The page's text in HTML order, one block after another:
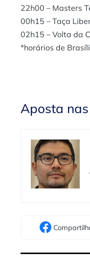
22h00 – Masters
00h15 – Taça
02h15 – Volta da
*horários de
Aposta